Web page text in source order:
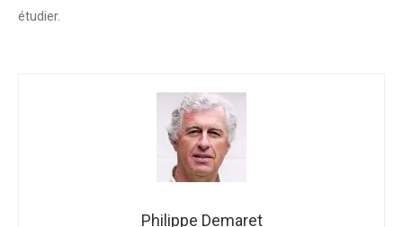
étudier.
Philippe Demaret